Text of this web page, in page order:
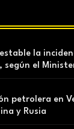
la
según el
petrolera en
y Rusia